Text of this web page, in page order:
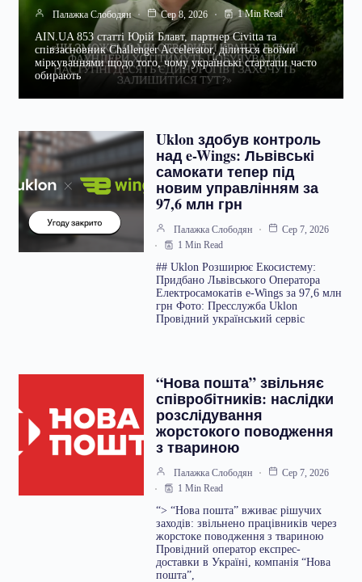
Палажка Слободян Сер 8, 2026 1 Min Read
AIN.UA 853 статті Юрій Блавт, партнер Civitta та
співзасновник Challenger Accelerator, ділиться своїми
міркуваннями щодо того, чому українські стартапи часто
обирають
Uklon здобув контроль
над e-Wings: Львівські
самокати тепер під
новим управлінням за
97,6 млн грн
Палажка Слободян
Сер 7, 2026
1 Min Read
## Uklon Розширює Екосистему:
Придбано Львівського Оператора
Електросамокатів e-Wings за 97,6 млн
грн Фото: Пресслужба Uklon
Провідний український сервіс
“Нова пошта” звільняє
співробітників: наслідки
розслідування
жорстокого поводження
з твариною
Палажка Слободян
Сер 7, 2026
1 Min Read
“> “Нова пошта” вживає рішучих
заходів: звільнено працівників через
жорстоке поводження з твариною
Провідний оператор експрес-
доставки в Україні, компанія “Нова
пошта”,